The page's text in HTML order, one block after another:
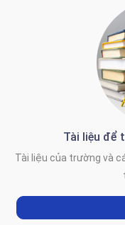
Tài liệu để
Tài liệu của trường và